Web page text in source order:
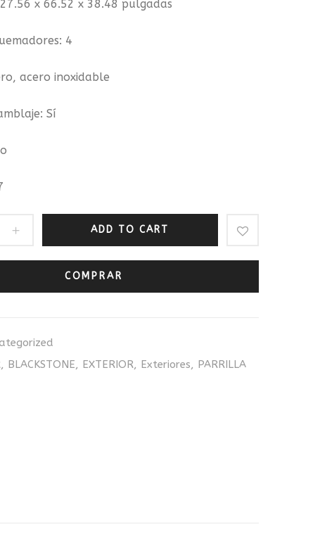
27.56 x 66.52 x 38.48 pulgadas
4
acero inoxidable
Sí
ADD TO CART
COMPRAR
, BLACKSTONE, EXTERIOR, Exteriores, PARRILLA